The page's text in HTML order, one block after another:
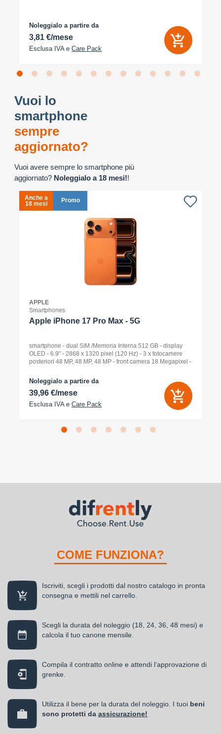
Noleggialo a partire da
3,81 €/mese
Esclusa IVA e Care Pack
Vuoi lo
smartphone
sempre
aggiornato?
Vuoi avere sempre lo smartphone più
aggiornato? Noleggialo a 18 mesi!!
Anche a
18 mesi
Promo
APPLE
Smartphones
Apple iPhone 17 Pro Max - 5G
smartphone - dual SIM /Memoria Interna 512 GB - display
OLED - 6.9" - 2868 x 1320 pixel (120 Hz) - 3 x fotocamere
posteriori 48 MP, 48 MP, 48 MP - front camera 18 Megapixel -
Noleggialo a partire da
39,96 €/mese
Esclusa IVA e Care Pack
COME FUNZIONA?
Iscriviti, scegli i prodotti dal nostro catalogo in pronta
consegna e mettili nel carrello.
Scegli la durata del noleggio (18, 24, 36, 48 mesi) e
calcola il tuo canone mensile.
Compila il contratto online e attendi l’approvazione di
grenke.
Utilizza il bene per la durata del noleggio. I tuoi beni
sono protetti da assicurazione!